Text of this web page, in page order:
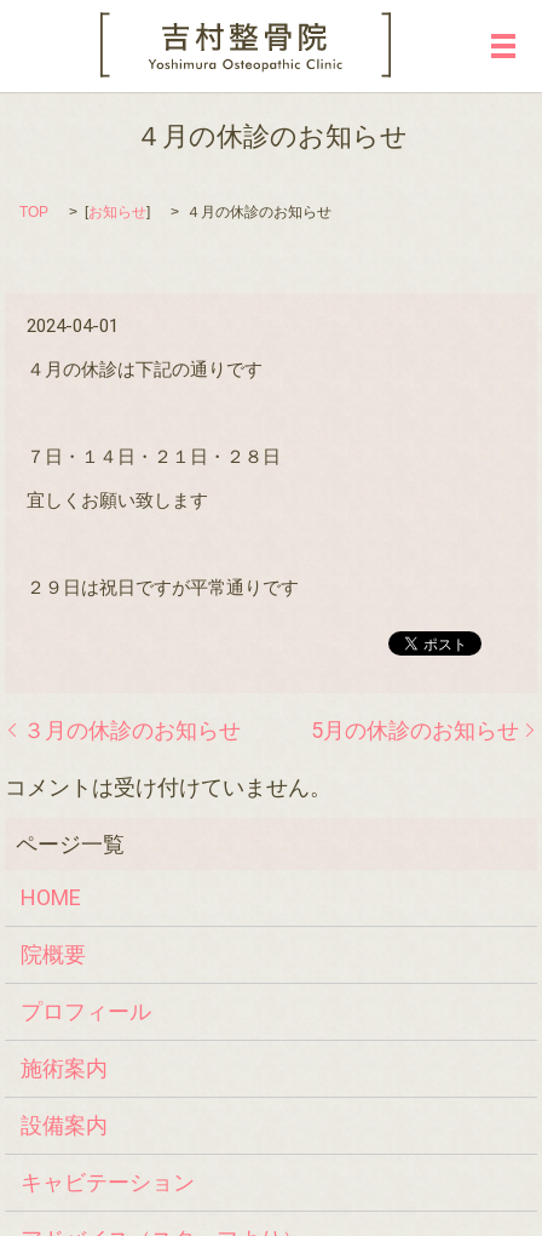
メ
４月の休診のお知らせ
TOP [お知らせ] ４月の休診のお知らせ
2024-04-01
４月の休診は下記の通りです
７日・１４日・２１日・２８日
宜しくお願い致します
２９日は祝日ですが平常通りです
３月の休診のお知らせ 5月の休診のお知らせ
コメントは受け付けていません。
HOME
院概要
プロフィール
施術案内
設備案内
キャビテーション